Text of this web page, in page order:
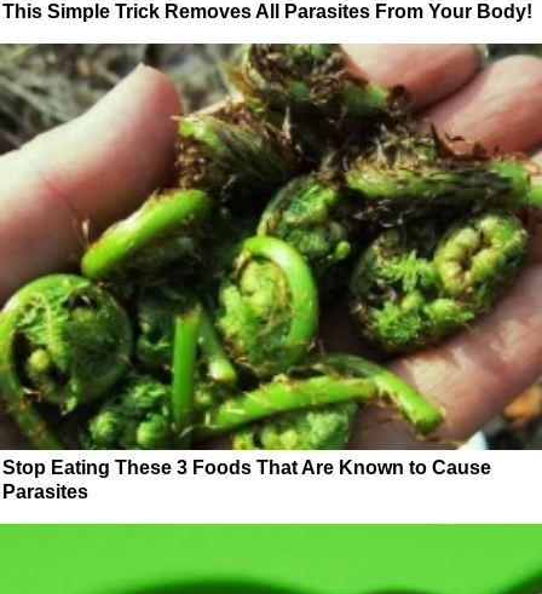
This Simple Trick Removes All Parasites From Your Body!
Stop Eating These 3 Foods That Are Known to Cause
Parasites